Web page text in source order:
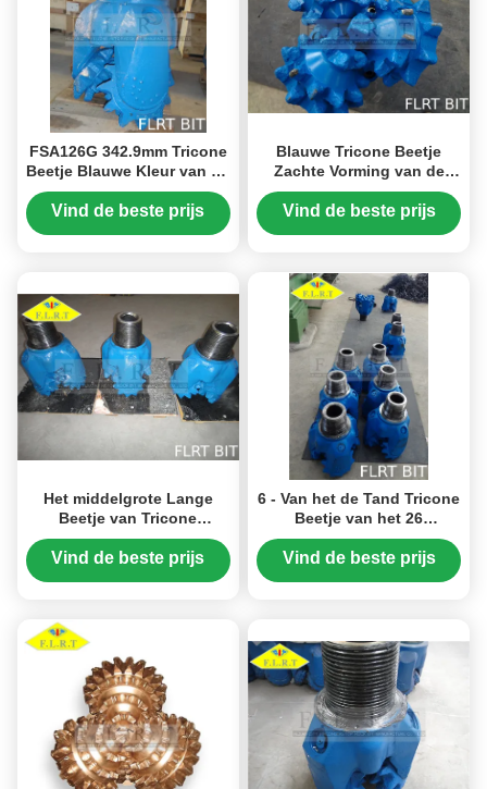
FSA126G 342.9mm Tricone
Beetje Blauwe Kleur van de
Staaltand met Harde Onder
ogen ziende Tand
Vind de beste prijs
Blauwe Tricone Beetje
Zachte Vorming van de
Staaltand voor het
Ondiepe goed Boren
Vind de beste prijs
Het middelgrote Lange
Beetje van Tricone
Beetje/Malen Boor van de
Staaltand 13 1/2“ FSA126G
Vind de beste prijs
6 - Van het de Tand Tricone
Beetje van het 26
Duimstaal de
Kegelbeetje/Rol met
Vind de beste prijs